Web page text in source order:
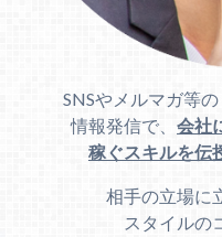
SNSやメルマガ等
情報発信で、 会社
稼ぐスキルを伝
相手の立場に
スタイルの